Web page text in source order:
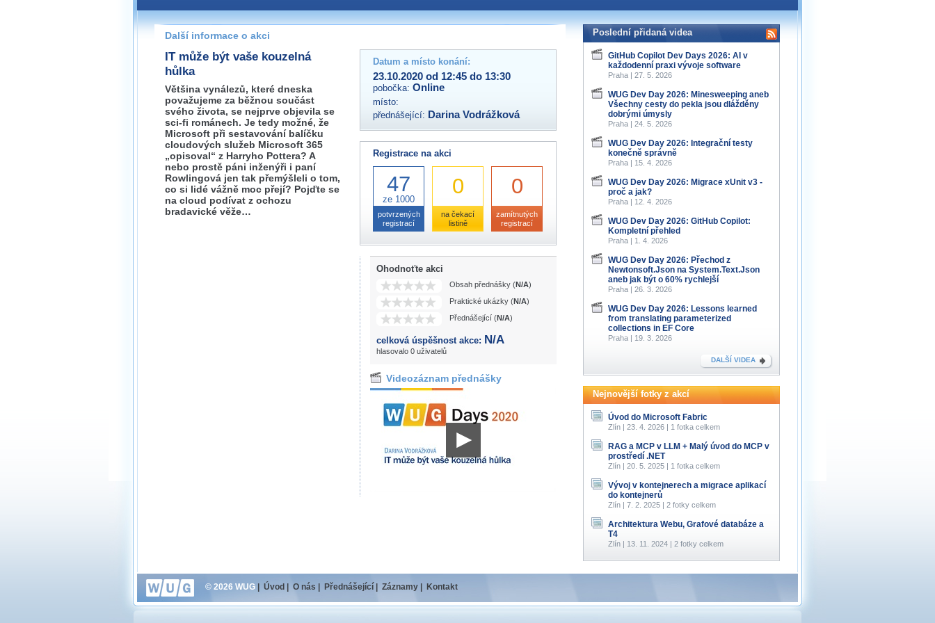
Pokud máte jakýkoliv dotaz na organizátory této akce,
prosím neváhejte nás kontaktovat na e-mailu:
Další informace o akci
IT může být vaše kouzelná
hůlka
Většina vynálezů, které dneska
považujeme za běžnou součást
svého života, se nejprve objevila se
sci-fi románech. Je tedy možné, že
Microsoft při sestavování balíčku
cloudových služeb Microsoft 365
„opisoval“ z Harryho Pottera? A
nebo prostě páni inženýři i paní
Rowlingová jen tak přemýšleli o tom,
co si lidé vážně moc přejí? Pojďte se
na cloud podívat z ochozu
bradavické věže…
Datum a místo konání:
23.10.2020 od 12:45 do 13:30
pobočka: Online
místo:
přednášející: Darina Vodrážková
Registrace na akci
47
ze 1000
potvrzených
registrací
0
na čekací
listině
0
zamítnutých
registrací
Ohodnoťte akci
Obsah přednášky (N/A)
Praktické ukázky (N/A)
Přednášející (N/A)
celková úspěšnost akce: N/A
hlasovalo 0 uživatelů
Videozáznam přednášky
Poslední přidaná videa
GitHub Copilot Dev Days 2026: AI v
každodenní praxi vývoje software
Praha | 27. 5. 2026
WUG Dev Day 2026: Minesweeping aneb
Všechny cesty do pekla jsou dlážděny
dobrými úmysly
Praha | 24. 5. 2026
WUG Dev Day 2026: Integrační testy
konečně správně
Praha | 15. 4. 2026
WUG Dev Day 2026: Migrace xUnit v3 -
proč a jak?
Praha | 12. 4. 2026
WUG Dev Day 2026: GitHub Copilot:
Kompletní přehled
Praha | 1. 4. 2026
WUG Dev Day 2026: Přechod z
Newtonsoft.Json na System.Text.Json
aneb jak být o 60% rychlejší
Praha | 26. 3. 2026
WUG Dev Day 2026: Lessons learned
from translating parameterized
collections in EF Core
Praha | 19. 3. 2026
DALŠÍ VIDEA
Nejnovější fotky z akcí
Úvod do Microsoft Fabric
Zlín | 23. 4. 2026 | 1 fotka celkem
RAG a MCP v LLM + Malý úvod do MCP v
prostředí .NET
Zlín | 20. 5. 2025 | 1 fotka celkem
Vývoj v kontejnerech a migrace aplikací
do kontejnerů
Zlín | 7. 2. 2025 | 2 fotky celkem
Architektura Webu, Grafové databáze a
T4
Zlín | 13. 11. 2024 | 2 fotky celkem
© 2026 WUG Úvod O nás Přednášející Záznamy Kontakt